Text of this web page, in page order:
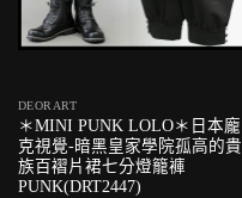
DEORART
＊MINI PUNK LOLO＊日本龐
克視覺-暗黑皇家學院孤高的貴
族百褶片裙七分燈籠褲
PUNK(DRT2447)